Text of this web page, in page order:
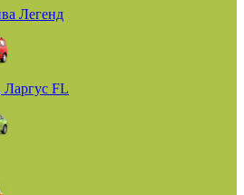
Легенд
Ларгус FL